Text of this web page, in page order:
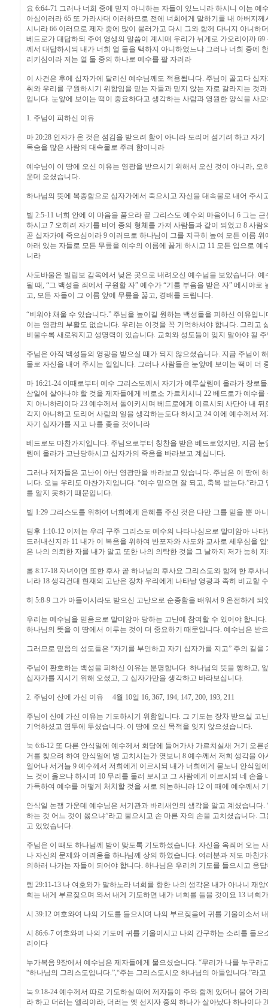
요 6:64-71 그러나 너희 중에 믿지 아니하는 자들이 있느니라 하시니 이는
아심이러라 65 또 가라사대 이러하므로 전에 너희에게 말하기를 내 아버지
시니라 66 이러므로 제자 중에 많이 물러가고 다시 그와 함께 다니지 아니하
베드로가 대답하되 주여 영생의 말씀이 계시매 우리가 뉘게로 가오리이까
께서 대답하시되 내가 너희 열 둘을 택하지 아니하였느냐 그러나 너희 중에
리키심이라 저는 열 둘 중의 하나로 예수를 팔 자러라
이 사건은 후에 십자가에 달리신 예수님께도 적용됩니다. 주님이 골고다 십
취와 우리를 구원하시기 위함임을 믿는 자들과 믿지 않는 자로 갈라지는 것
입니다. 눈앞에 보이는 떡이 중요하다고 생각하는 사람과 영원한 양식을 사
1. 주님이 피하신 이유
마 20:28 인자가 온 것은 섬김을 받으려 함이 아니라 도리어 섬기려 하고 자기
목숨을 많은 사람의 대속물로 주려 함이니라
예수님이 이 땅에 오신 이유는 영광을 받으시기 위해서 오신 것이 아니라,
운데 오셨습니다.
하나님의 뜻에 복종함으로 십자가에서 죽으시고 자신을 대속물로 내어 주시
빌 2:5-11 너희 안에 이 마음을 품으라 곧 그리스도 예수의 마음이니 6 그는
하시고 7 오히려 자기를 비어 종의 형체를 가져 사람들과 같이 되었고 8 사
곧 십자가에 죽으심이라 9 이러므로 하나님이 그를 지극히 높여 모든 이름
아래 있는 자들로 모든 무릎을 예수의 이름에 꿇게 하시고 11 모든 입으로
니라
사도바울은 빌립보 감옥에서 낮은 곳으로 내려오신 예수님을 보았습니다.
될 때, “그 백성을 죄에서 구원할 자” 예수가 “기름 부음을 받은 자” 메시야
고, 모든 자들이 그 이름 앞에 무릎을 꿇고, 경배를 드립니다.
“비워야 채울 수 있습니다.” 주님을 높이길 원하는 백성들을 피하신 이유입
이는 영광의 부활도 없습니다. 우리는 이것을 꼭 기억하셔야 합니다. 그리
비울수록 새로워지고 생명력이 있습니다. 교회와 성도들이 잊지 말아야 될
주님은 아직 백성들의 영광을 받으실 때가 되지 않으셨습니다. 지금 주님이
물로 자신을 내어 주시는 일입니다. 그러나 사람들은 눈앞에 보이는 떡이 더
마 16:21-24 이때로부터 예수 그리스도께서 자기가 예루살렘에 올라가 장
삼일에 살아나야 할 것을 제자들에게 비로소 가르치시니 22 베드로가 예수
지 아니하리이다 23 예수께서 돌이키시며 베드로에게 이르시되 사단아 내
각지 아니하고 도리어 사람의 일을 생각하는도다 하시고 24 이에 예수께서
자기 십자가를 지고 나를 좇을 것이니라
베드로도 마찬가지입니다. 주님으로부터 칭찬을 받은 베드로였지만, 지금
렘에 올라가 고난당하시고 십자가의 죽음을 바라보고 계십니다.
그러나 제자들은 고난이 아닌 영광만을 바라보고 있습니다. 주님은 이 땅에
니다. 오늘 우리도 마찬가지입니다. “예수 믿으면 잘 되고, 축복 받는다.”라
를 알지 못하기 때문입니다.
빌 1:29 그리스도를 위하여 너희에게 은혜를 주신 것은 다만 그를 믿을 뿐 아
딤후 1:10-12 이제는 우리 구주 그리스도 예수의 나타나심으로 말미암아 나
드러내신지라 11 내가 이 복음을 위하여 반포자와 사도와 교사로 세우심을
은 나의 의뢰한 자를 내가 알고 또한 나의 의탁한 것을 그 날까지 저가 능히
롬 8:17-18 자녀이면 또한 후사 곧 하나님의 후사요 그리스도와 함께 한 후
니라 18 생각건대 현재의 고난은 장차 우리에게 나타날 영광과 족히 비교할
히 5:8-9 그가 아들이시라도 받으신 고난으로 순종함을 배워서 9 온전하게
우리는 예수님을 믿음으로 말미암아 당하는 고난에 참여할 수 있어야 합니
하나님의 뜻을 이 땅에서 이루는 것이 더 중요하기 때문입니다. 예수님은 받
그러므로 믿음의 성도들은 “자기를 부인하고 자기 십자가를 지고” 주의 길
주님이 환호하는 백성을 피하신 이유는 분명합니다. 하나님의 뜻을 행하고,
십자가를 지시기 위해 오셨고, 그 십자가만을 생각하고 바라보십니다.
2. 주님이 산에 가신 이유 4월 10일 16, 367, 194, 147, 200, 193, 211
주님이 산에 가신 이유는 기도하시기 위함입니다. 그 기도는 장차 받으실
기억하셨고 염두에 두셨습니다. 이 땅에 오신 목적을 잊지 않으셨습니다.
눅 6:6-12 또 다른 안식일에 예수께서 회당에 들어가사 가르치실새 거기 오
거를 찾으려 하여 안식일에 병 고치시는가 엿보니 8 예수께서 저희 생각을
일어나 서거늘 9 예수께서 저희에게 이르시되 내가 너희에게 묻노니 안식일
느 것이 옳으냐 하시며 10 무리를 둘러 보시고 그 사람에게 이르시되 네 손
가득하여 예수를 어떻게 처치할 것을 서로 의논하니라 12 이 때에 예수께서
안식일 논쟁 가운데 예수님은 서기관과 바리새인의 생각을 알고 계셨습니
하는 것 어느 것이 옳으냐”라고 물으시고 손 마른 자의 손을 고치셨습니다.
고 있었습니다.
주님은 이 때도 하나님께 밤이 맞도록 기도하셨습니다. 자신을 옥죄어 오는
나 자신의 문제와 어려움을 하나님께 상의 하였습니다. 여러분과 저도 마찬
의하러 나가는 자들이 되어야 합니다. 하나님은 우리의 기도를 들으시고 응
렘 29:11-13 나 여호와가 말하노라 너희를 향한 나의 생각은 내가 아나니 재
희는 내게 부르짖으며 와서 내게 기도하면 내가 너희를 들을 것이요 13 너희
시 39:12 여호와여 나의 기도를 들으시며 나의 부르짖음에 귀를 기울이소서
시 86:6-7 여호와여 나의 기도에 귀를 기울이시고 나의 간구하는 소리를 들
리이다
누가복음 9장에서 예수님은 제자들에게 물으셨습니다. “무리가 나를 누구
“하나님의 그리스도입니다.”,“주는 그리스도시오 하나님의 아들입니다.”라
눅 9:18-24 예수께서 따로 기도하실 때에 제자들이 주와 함께 있더니 물어
라 하고 더러는 엘리야라, 더러는 옛 선지자 중의 하나가 살아났다 하나이다